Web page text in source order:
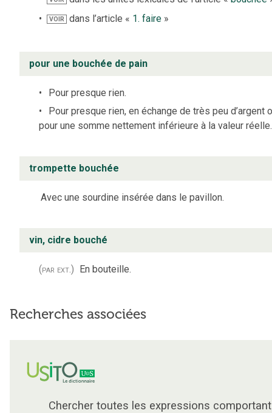
VOIR dans l’article « 1. faire »
pour une bouchée de pain
Pour presque rien.
Pour presque rien, en échange de très peu d’argent
pour une somme nettement inférieure à la valeur réelle.
trompette bouchée
Avec une sourdine insérée dans le pavillon.
vin, cidre bouché
(par ext.) En bouteille.
Recherches associées
Chercher toutes les expressions